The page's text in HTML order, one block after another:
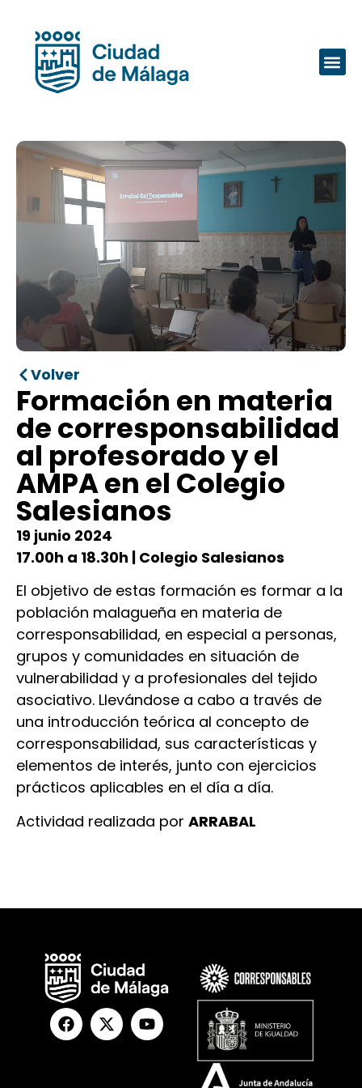
Volver
Formación en materia
de corresponsabilidad
al profesorado y el
AMPA en el Colegio
Salesianos
19 junio 2024
17.00h a 18.30h | Colegio Salesianos
El objetivo de estas formación es formar a la
población malagueña en materia de
corresponsabilidad, en especial a personas,
grupos y comunidades en situación de
vulnerabilidad y a profesionales del tejido
asociativo. Llevándose a cabo a través de
una introducción teórica al concepto de
corresponsabilidad, sus características y
elementos de interés, junto con ejercicios
prácticos aplicables en el día a día.
Actividad realizada por ARRABAL